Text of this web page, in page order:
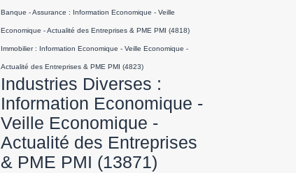
Banque - Assurance : Information Economique - Veille
Economique - Actualité des Entreprises & PME PMI (4818)
Immobilier : Information Economique - Veille Economique -
Actualité des Entreprises & PME PMI (4823)
Industries Diverses :
Information Economique -
Veille Economique -
Actualité des Entreprises
& PME PMI (13871)